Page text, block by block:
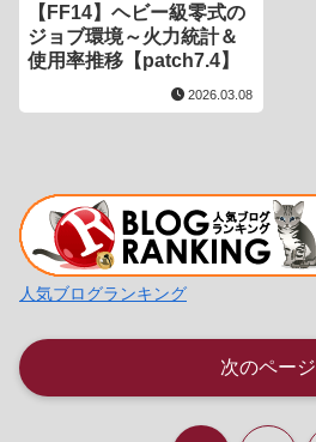
【FF14】ヘビー級零式の
ジョブ環境～火力統計＆
使用率推移【patch7.4】
2026.03.08
人気ブログランキング
次のページ